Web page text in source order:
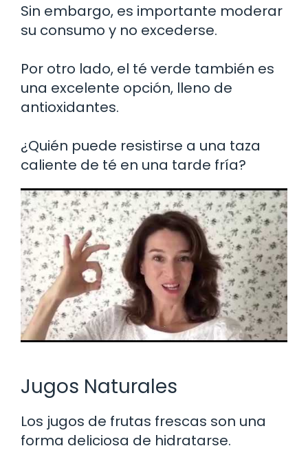
Sin embargo, es importante moderar
su consumo y no excederse.
Por otro lado, el té verde también es
una excelente opción, lleno de
antioxidantes.
¿Quién puede resistirse a una taza
caliente de té en una tarde fría?
Jugos Naturales
Los jugos de frutas frescas son una
forma deliciosa de hidratarse.